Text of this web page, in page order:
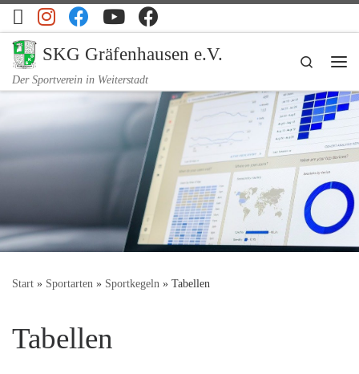
Zum Inhalt springen
SKG Gräfenhausen e.V.
Der Sportverein in Weiterstadt
Search
Start » Sportarten » Sportkegeln » Tabellen
Tabellen